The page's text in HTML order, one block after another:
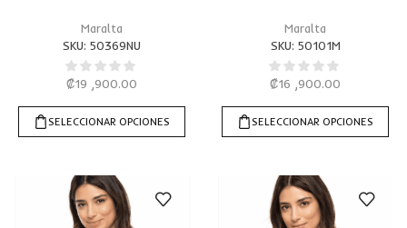
Maralta
SKU: 50369NU
₡19 ,900.00
SELECCIONAR OPCIONES
Maralta
SKU: 50101M
₡16 ,900.00
SELECCIONAR OPCIONES